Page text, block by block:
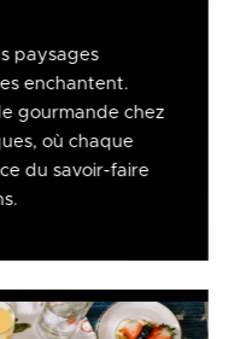
paysages
enchantent.
gourmande chez
où chaque
du savoir-faire